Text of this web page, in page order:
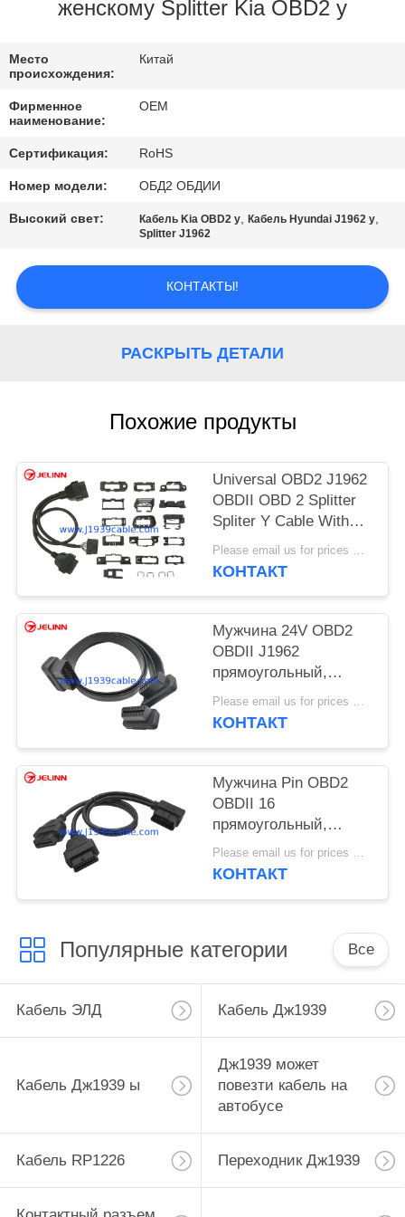
КАЧЕСТВА
СВЯЖИТЕСЬ
МЫ
СПРОСИТЕ
ЦИТАТУ
женскому Splitter Kia OBD2 y
Место
происхождения:
Китай
Фирменное
наименование:
OEM
Сертификация: RoHS
Номер модели: ОБД2 ОБДИИ
Высокий свет: Кабель Kia OBD2 y,Кабель Hyundai J1962 y,
Splitter J1962
КОНТАКТЫ!
РАСКРЫТЬ ДЕТАЛИ
Похожие продукты
Universal OBD2 J1962
OBDII OBD 2 Splitter
Spliter Y Cable With
Multi Mounting
Brackets for All Car
Please email us for prices MOQ:100 шт.
КОНТАКТ
Мужчина 24V OBD2
OBDII J1962
прямоугольный,
который нужно
удвоить женский
Please email us for prices MOQ:100 ПК
КОНТАКТ
Мужчина Pin OBD2
OBDII 16
прямоугольный,
который нужно
удвоить женский
Please email us for prices MOQ:100 ПК
КОНТАКТ
Популярные категории Все
Кабель ЭЛД Кабель Дж1939
Кабель Дж1939 ы
Дж1939 может
повезти кабель на
автобусе
Кабель RP1226 Переходник Дж1939